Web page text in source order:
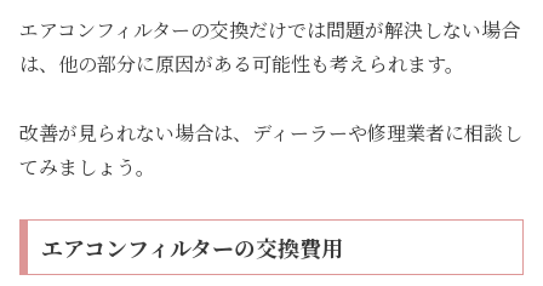
エアコンフィルターの交換だけでは問題が解決しない場合
は、他の部分に原因がある可能性も考えられます。
改善が見られない場合は、ディーラーや修理業者に相談し
てみましょう。
エアコンフィルターの交換費用